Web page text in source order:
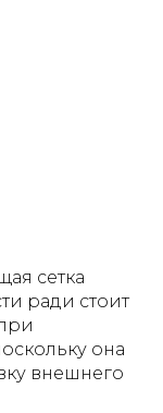
сетка
ради стоит
она
внешнего